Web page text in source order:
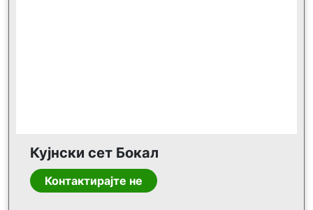
Кујнски сет Бокал
Контактирајте не